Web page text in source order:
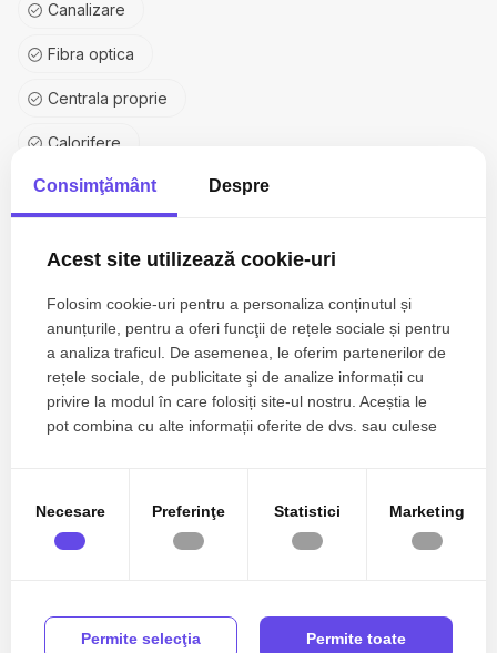
Canalizare
Fibra optica
Centrala proprie
Calorifere
Aer conditionat
Faianta
Parchet
Gresie
Spatiu depozitare
Bucatarie Mobilata
Consimţământ Despre
Acest site utilizează cookie-uri
Folosim cookie-uri pentru a personaliza conținutul și
anunțurile, pentru a oferi funcţii de rețele sociale și pentru
a analiza traficul. De asemenea, le oferim partenerilor de
rețele sociale, de publicitate şi de analize informații cu
privire la modul în care folosiți site-ul nostru. Aceștia le
pot combina cu alte informații oferite de dvs. sau culese
Necesare Preferinţe Statistici Marketing
Permite selecţia Permite toate